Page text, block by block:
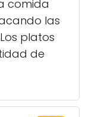
comida
las
platos
de